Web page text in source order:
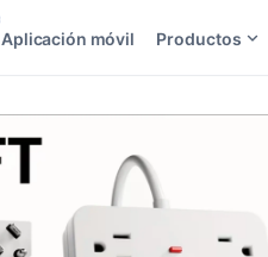
Aplicación móvil Productos